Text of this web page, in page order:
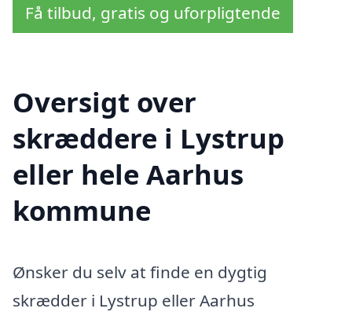
Få tilbud, gratis og uforpligtende
Oversigt over
skræddere i Lystrup
eller hele Aarhus
kommune
Ønsker du selv at finde en dygtig
skrædder i Lystrup eller Aarhus